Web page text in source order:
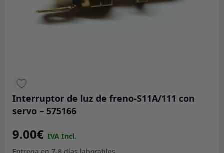
Interruptor de luz de freno-S11A/111 con
servo – 575166
9.00€